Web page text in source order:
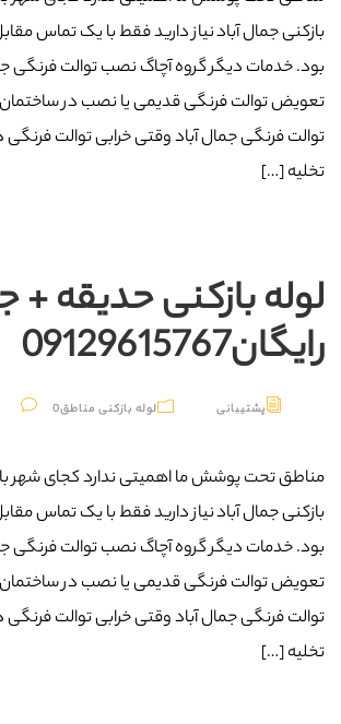
بازکنی جمال آباد نیاز دارید فقط با یک تماس
بود. خدمات دیگر گروه آچاگ نصب توالت فرنگی
تعویض توالت فرنگی قدیمی یا نصب در
توالت فرنگی جمال آباد وقتی خرابی توالت
تخلیه […]
لوله بازکنی حدیقه +
رایگان09129615767
پشتیبانی لوله بازکنی مناطق0
مناطق تحت پوشش ما اهمیتی ندارد کجای شهر
بازکنی جمال آباد نیاز دارید فقط با یک تماس
بود. خدمات دیگر گروه آچاگ نصب توالت فرنگی
تعویض توالت فرنگی قدیمی یا نصب در
توالت فرنگی جمال آباد وقتی خرابی توالت
تخلیه […]